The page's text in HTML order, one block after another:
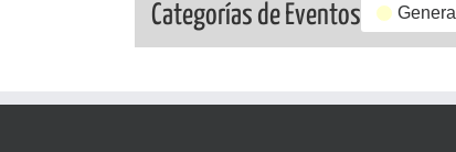
Categorías de Eventos General